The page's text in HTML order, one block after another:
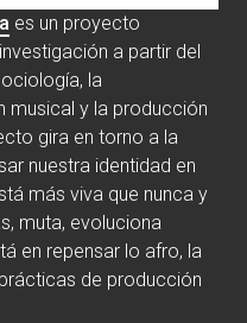
es un proyecto
a partir del
la
musical y la producción
gira en torno a la
nuestra identidad en
más viva que nunca y
muta, evoluciona
en repensar lo afro, la
de producción